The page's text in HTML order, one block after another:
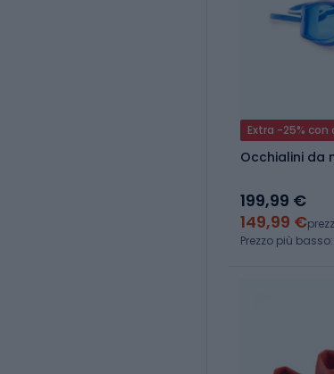
Extra -25% con
Occhialini da
199,99 €
149,99 €
Prezzo più